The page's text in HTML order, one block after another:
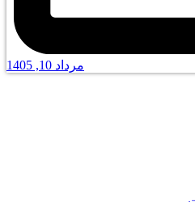
مرداد 10, 1405